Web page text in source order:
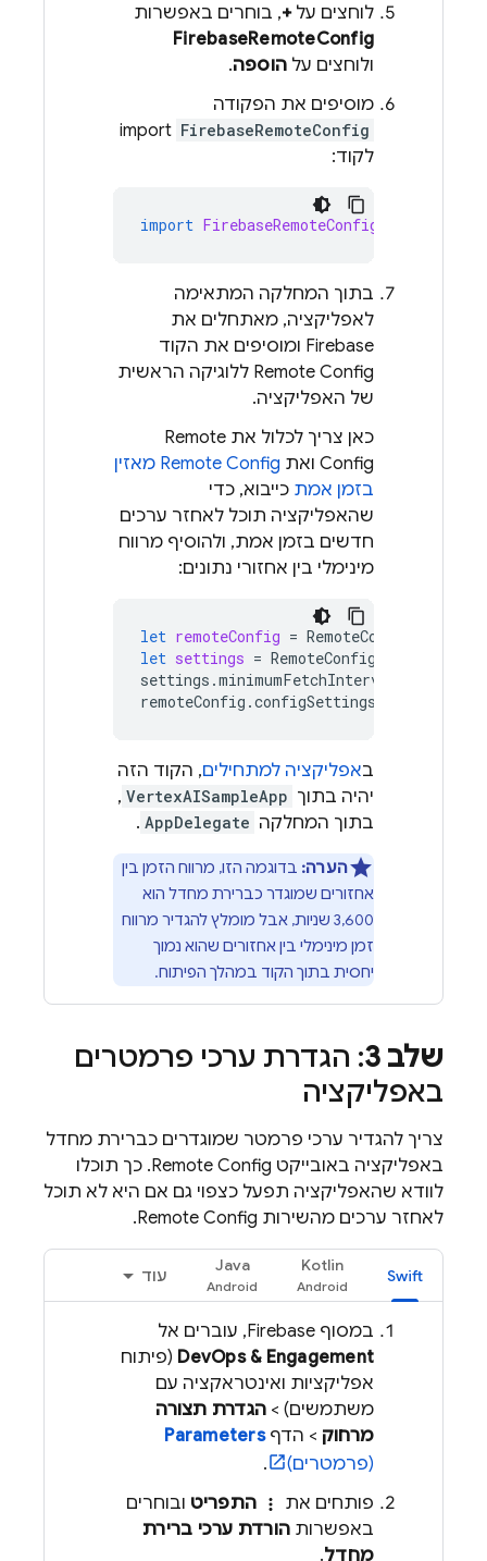
לוחצים על+, בוחרים באפשרות
FirebaseRemoteConfig
ולוחצים על הוספה.
מוסיפים את הפקודה
FirebaseRemoteConfig
import
לקוד:
import FirebaseRemoteConfig
בתוך המחלקה המתאימה
לאפליקציה, מאתחלים את
Firebase ומוסיפים את הקוד
Remote Config ללוגיקה הראשית
של האפליקציה.
כאן צריך לכלול את Remote
Config ואת Remote Config מאזין
בזמן אמת כייבוא, כדי
שהאפליקציה תוכל לאחזר ערכים
חדשים בזמן אמת, ולהוסיף מרווח
מינימלי בין אחזורי נתונים:
let remoteConfig = RemoteConfig
let settings = RemoteConfigSettings
settings .minimumFetchInterval
remoteConfig .configSettings
באפליקציה למתחילים, הקוד הזה
יהיה בתוך VertexAISampleApp
,
בתוך המחלקה AppDelegate
.
הערה: בדוגמה הזו, מרווח הזמן בין
אחזורים שמוגדר כברירת מחדל הוא
3,600 שניות, אבל מומלץ להגדיר מרווח
זמן מינימלי בין אחזורים שהוא נמוך
יחסית בתוך הקוד במהלך הפיתוח.
שלב 3
: הגדרת ערכי פרמטרים
באפליקציה
צריך להגדיר ערכי פרמטר שמוגדרים כברירת מחדל
באפליקציה באובייקט Remote Config. כך תוכלו
לוודא שהאפליקציה תפעל כצפוי גם אם היא לא תוכל
לאחזר ערכים מהשירות Remote Config
.
Swift
Kotlin
Java
עוד
במסוף Firebase, עוברים אל
DevOps & Engagement (פיתוח
אפליקציות ואינטראקציה עם
משתמשים) > הגדרת תצורה
מרחוק > הדףParameters
(פרמטרים)
.
פותחים את
more_vert התפריט ובוחרים
באפשרות הורדת ערכי ברירת
מחדל.